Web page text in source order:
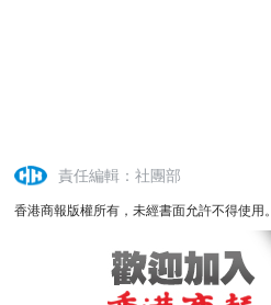
責任編輯：社團部
香港商報版權所有，未經書面允許不得使用。